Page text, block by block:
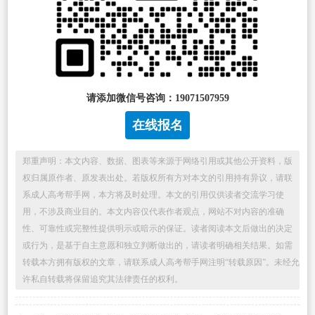
请添加微信号咨询：19071507959
在线报名
郑重声明：本文内容、数据、图表等来源于网络引用或其他公开资料，版
权归属原作者、原发表出处。若版权所有方对本文的引用持有异议，请联
系成人高考帮手网，本方将及时处理。本文的引用仅供读者交流学习使
用，不涉及商业目的。本文内容仅代表作者观点，网站不对内容的准确
性、可靠性或完整性提供明示或暗示的保证。读者阅读本文后做出的决定
或行为，是基于自主意愿和独立判断做出的，请读者明确相关结果。如需
转载本方拥有版权的文章，请联系成人高考帮手网注明“转载原因”。未经允
许私自转载将保留追究其法律责任的权利。